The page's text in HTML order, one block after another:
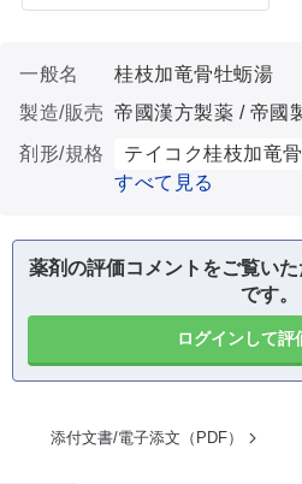
一般名
桂枝加竜骨牡蛎湯
製造/販売 帝國漢方製薬 / 帝國
剤形/規格
テイコク桂枝加竜
すべて見る
薬剤の評価コメントをご覧い
です。
ログインして評
添付文書/電子添文（PDF）